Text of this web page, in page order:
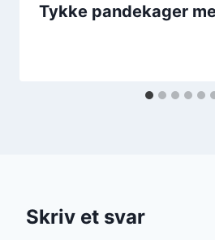
Tykke pandekager
Skriv et svar